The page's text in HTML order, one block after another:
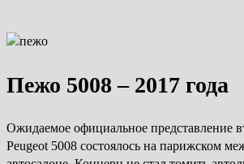
Пежо 5008 – 2017 года
Ожидаемое официальное представление
Peugeot 5008 состоялось на парижском